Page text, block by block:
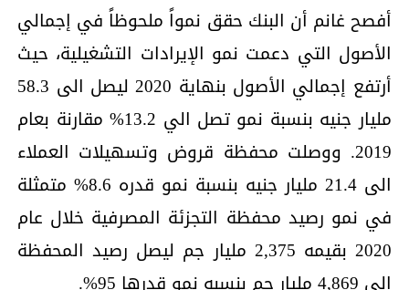
أفصح غانم أن البنك حقق نمواً ملحوظاً في إجمالي
الأصول التي دعمت نمو الإيرادات التشغيلية، حيث
أرتفع إجمالي الأصول بنهاية 2020 ليصل الى 58.3
مليار جنيه بنسبة نمو تصل الي 13.2% مقارنة بعام
2019. ووصلت محفظة قروض وتسهيلات العملاء
الى 21.4 مليار جنيه بنسبة نمو قدره 8.6% متمثلة
في نمو رصيد محفظة التجزئة المصرفية خلال عام
2020 بقيمه 2,375 مليار جم ليصل رصيد المحفظة
الى 4,869 مليار جم بنسبه نمو قدرها 95%.